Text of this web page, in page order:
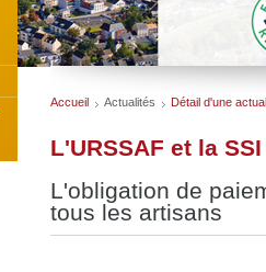
Accueil Actualités Détail d'une
L'URSSAF et la
L'obligation de
tous les artisans